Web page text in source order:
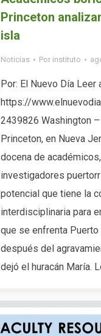
Princeton
isla
Noticias Por instituto
Por: El Nuevo Día Leer
https://
2439826 Washington
Princeton, en Nueva
docena de
investigadores
potencial que tiene la
interdisciplinaria para
que se enfrenta
después del
dejó el huracán María.